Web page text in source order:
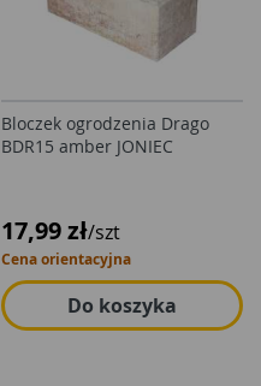
Bloczek ogrodzenia Drago
BDR15 amber JONIEC
17,99 zł/szt
Cena orientacyjna
Do koszyka